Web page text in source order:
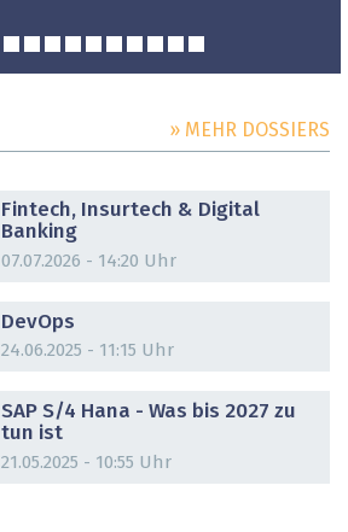
» MEHR DOSSIERS
Fintech, Insurtech & Digital
Banking
07.07.2026 - 14:20 Uhr
DevOps
24.06.2025 - 11:15 Uhr
SAP S/4 Hana - Was bis 2027 zu
tun ist
21.05.2025 - 10:55 Uhr